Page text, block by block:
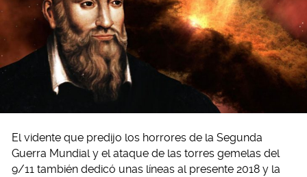
El vidente que predijo los horrores de la Segunda
Guerra Mundial y el ataque de las torres gemelas del
9/11 también dedicó unas líneas al presente 2018 y la